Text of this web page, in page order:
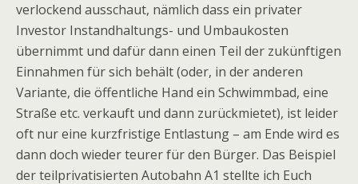
verlockend ausschaut, nämlich dass ein privater
Investor Instandhaltungs- und Umbaukosten
übernimmt und dafür dann einen Teil der zukünftigen
Einnahmen für sich behält (oder, in der anderen
Variante, die öffentliche Hand ein Schwimmbad, eine
Straße etc. verkauft und dann zurückmietet), ist leider
oft nur eine kurzfristige Entlastung – am Ende wird es
dann doch wieder teurer für den Bürger. Das Beispiel
der teilprivatisierten Autobahn A1 stellte ich Euch